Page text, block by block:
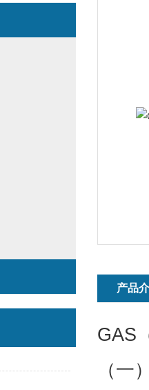
产品
GAS
（一